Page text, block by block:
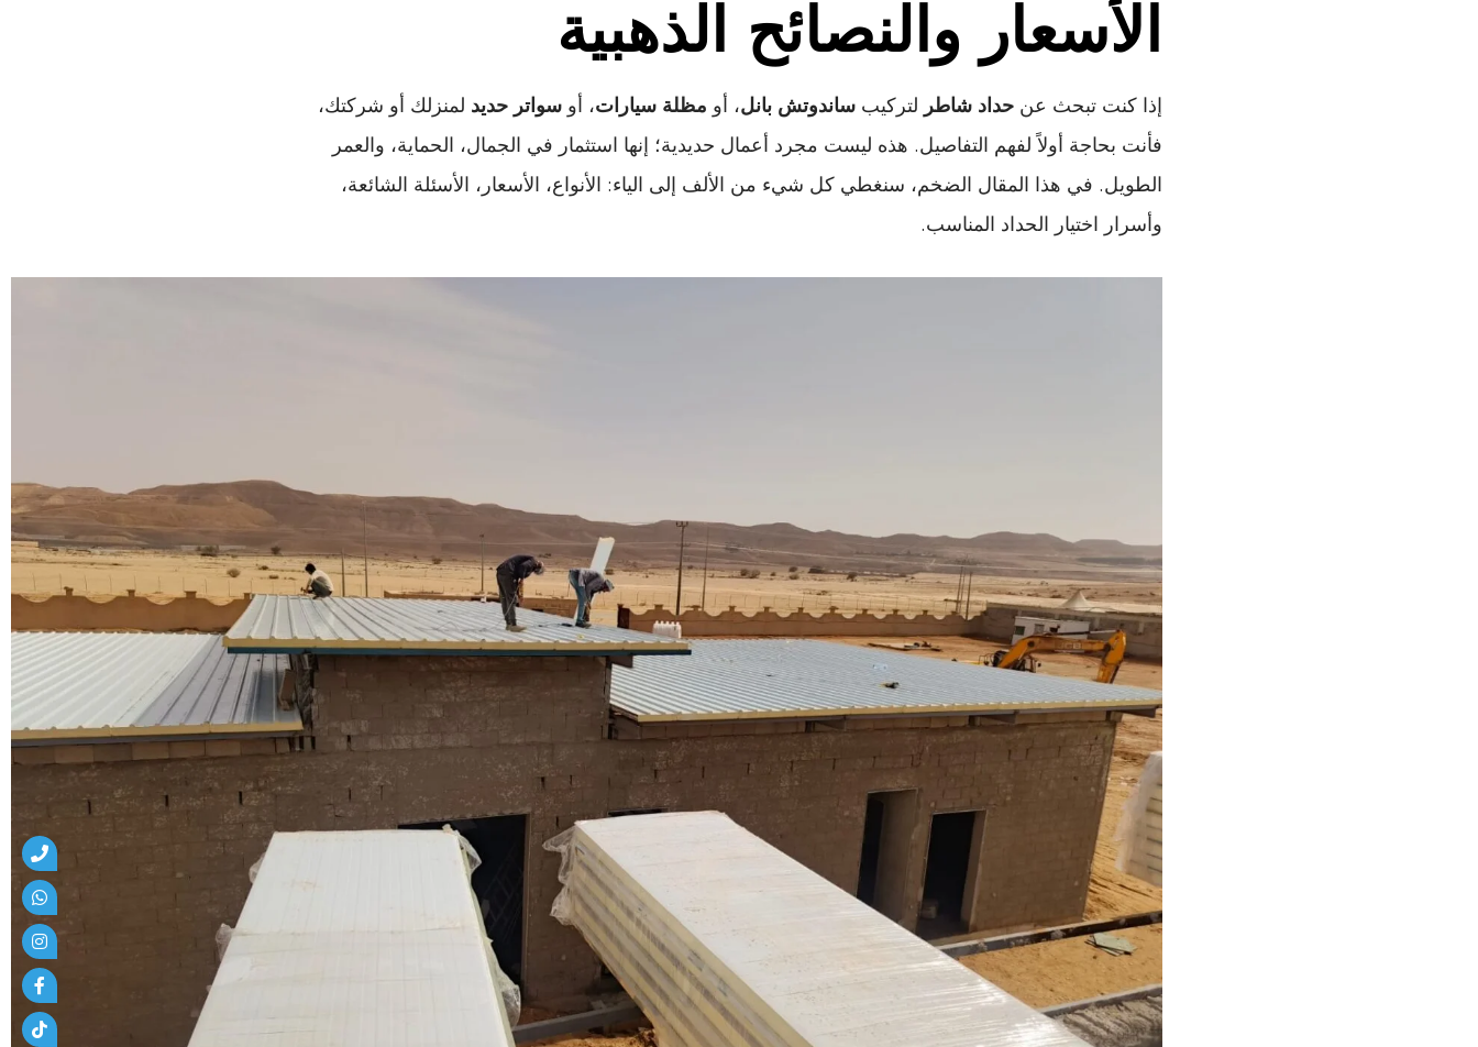
الأسعار والنصائح الذهبية
إذا كنت تبحث عن حداد شاطر لتركيب ساندوتش بانل، أو مظلة سيارات، أو سواتر حديد لمنزلك أو شركتك،
فأنت بحاجة أولاً لفهم التفاصيل. هذه ليست مجرد أعمال حديدية؛ إنها استثمار في الجمال، الحماية، والعمر
الطويل. في هذا المقال الضخم، سنغطي كل شيء من الألف إلى الياء: الأنواع، الأسعار، الأسئلة الشائعة،
وأسرار اختيار الحداد المناسب.